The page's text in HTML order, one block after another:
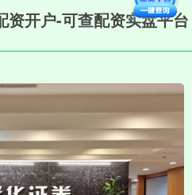
资开户-可查配资实盘平台